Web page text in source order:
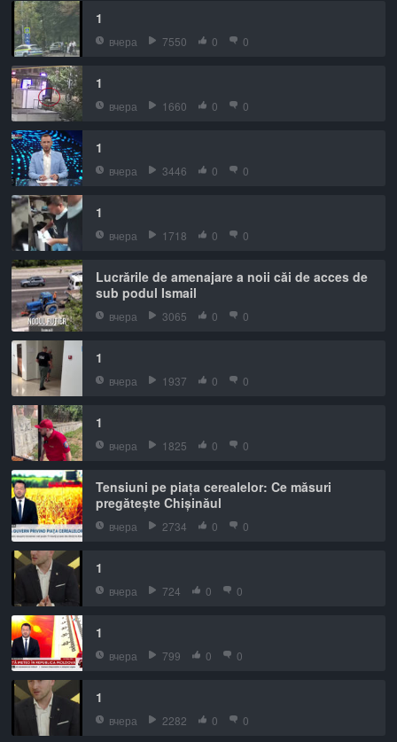
1
вчера 7550 0 0
1
вчера 1660 0 0
1
вчера 3446 0 0
1
вчера 1718 0 0
Lucrările de amenajare a noii căi de acces de
sub podul Ismail
вчера 3065 0 0
1
вчера 1937 0 0
1
вчера 1825 0 0
Tensiuni pe piața cerealelor: Ce măsuri
pregătește Chișinăul
вчера 2734 0 0
1
вчера 724 0 0
1
вчера 799 0 0
1
вчера 2282 0 0